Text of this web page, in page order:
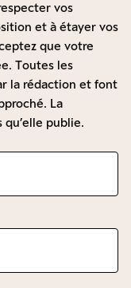
vos
et à étayer vos
que votre
Toutes les
la rédaction et font
La
publie.